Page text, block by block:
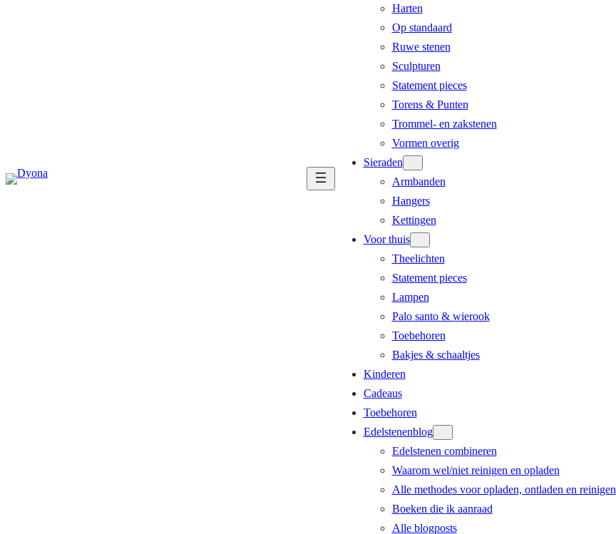
Harten
Op standaard
Ruwe stenen
Sculpturen
Statement pieces
Torens & Punten
Trommel- en zakstenen
Vormen overig
Sieraden
Armbanden
Hangers
Kettingen
Voor thuis
Theelichten
Statement pieces
Lampen
Palo santo & wierook
Toebehoren
Bakjes & schaaltjes
Kinderen
Cadeaus
Toebehoren
Edelstenenblog
Edelstenen combineren
Waarom wel/niet reinigen en opladen
Alle methodes voor opladen, ontladen en reinigen
Boeken die ik aanraad
Alle blogposts